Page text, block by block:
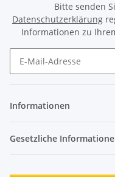
Bitte senden
Datenschutzerklärung
Informationen zu
Informationen
Gesetzliche